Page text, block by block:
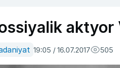
19:05 / 16.07.2017 505